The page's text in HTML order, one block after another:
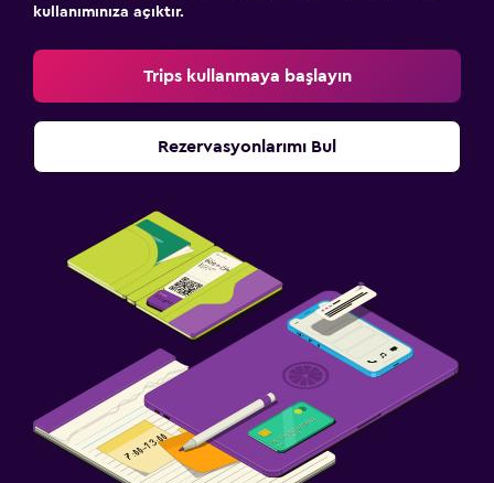
kullanımınıza açıktır.
Trips kullanmaya başlayın
Rezervasyonlarımı Bul